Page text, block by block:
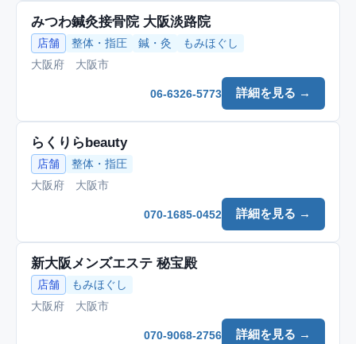
みつわ鍼灸接骨院 大阪淡路院
店舗 整体・指圧 鍼・灸
もみほぐし
大阪府 大阪市
詳細を見る →
06-6326-5773
らくりらbeauty
店舗
整体・指圧
大阪府 大阪市
詳細を見る →
070-1685-0452
新大阪メンズエステ 秘宝殿
店舗
もみほぐし
大阪府 大阪市
詳細を見る →
070-9068-2756